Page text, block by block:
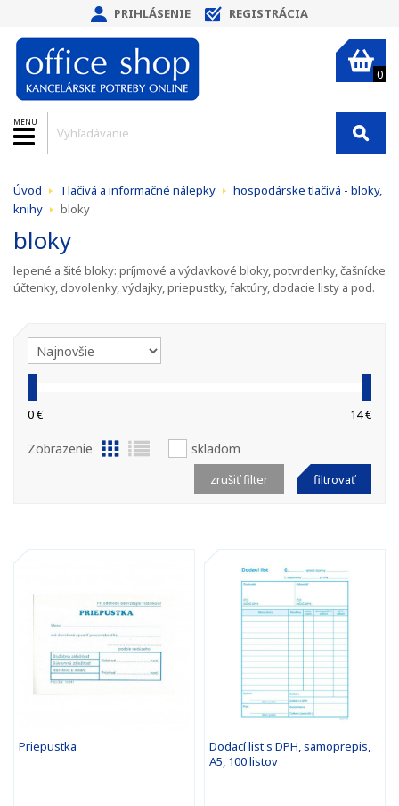
PRIHLÁSENIE REGISTRÁCIA
0
MENU
Úvod Tlačivá a informačné nálepky
hospodárske tlačivá - bloky,
knihy
bloky
bloky
lepené a šité bloky: príjmové a výdavkové bloky, potvrdenky, čašnícke
účtenky, dovolenky, výdajky, priepustky, faktúry, dodacie listy a pod.
0 € 14 €
Zobrazenie skladom
filtrovať
zrušiť filter
Priepustka
Dodací list s DPH, samoprepis,
A5, 100 listov